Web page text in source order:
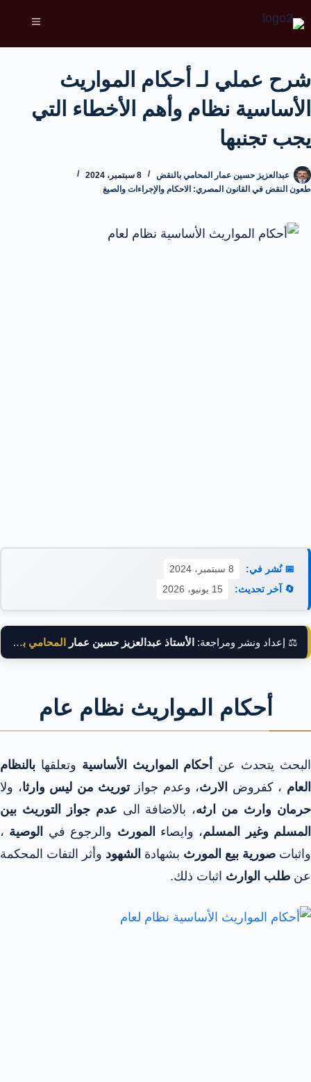
شرح عملي لـ أحكام المواريث
الأساسية نظام وأهم الأخطاء التي
يجب تجنبها
عبدالعزيز حسين عمار المحامي بالنقض
8 سبتمبر، 2024
طعون النقض في القانون المصري: الاحكام والإجراءات والصيغ
📅 نُشر في:
8 سبتمبر، 2024
🔄 آخر تحديث:
15 يونيو، 2026
⚖️ إعداد ونشر ومراجعة: الأستاذ عبدالعزيز حسين عمار المحامي بالنقض
أحكام المواريث نظام عام
البحث يتحدث عن أحكام المواريث الأساسية وتعلقها بالنظام
العام ، كفروض الارث، وعدم جوازتوريث من ليس وارثا، ولا
حرمان وارث من ارثه، بالاضافة الى عدم جواز التوريث بين
المسلم وغير المسلم، وايصاء المورث والرجوع في الوصية ،
واثبات صورية بيع المورث بشهادة الشهود وأثر التفات المحكمة
عن طلب الوارث اثبات ذلك.